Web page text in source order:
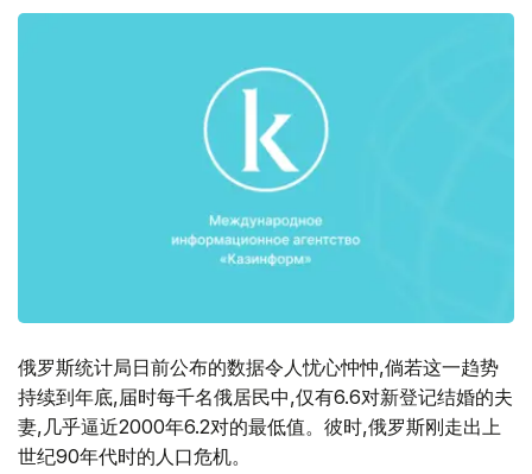
俄罗斯统计局日前公布的数据令人忧心忡忡,倘若这一趋势
持续到年底,届时每千名俄居民中,仅有6.6对新登记结婚的夫
妻,几乎逼近2000年6.2对的最低值。彼时,俄罗斯刚走出上
世纪90年代时的人口危机。